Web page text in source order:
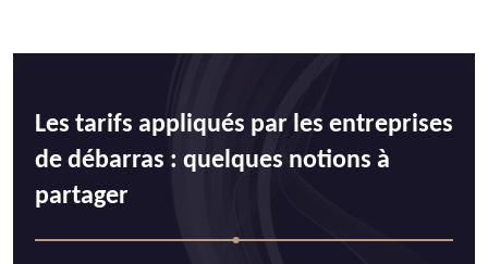
Les tarifs appliqués par les entreprises
de débarras : quelques notions à
partager